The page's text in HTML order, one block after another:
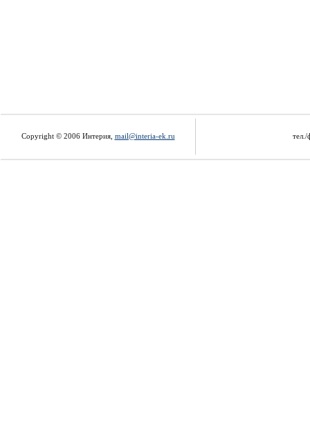
Copyright © 2006 Интерия, mail@interia-ek.ru